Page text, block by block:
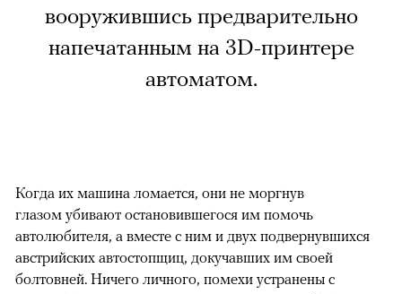
вооружившись предварительно
напечатанным на 3D-принтере
автоматом.
Когда их машина ломается, они не моргнув
глазом убивают остановившегося им помочь
автолюбителя, а вместе с ним и двух подвернувшихся
австрийских автостопщиц, докучавших им своей
болтовней. Ничего личного, помехи устранены с